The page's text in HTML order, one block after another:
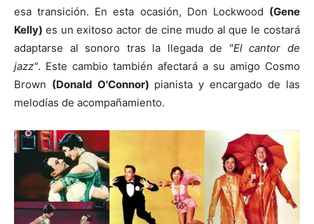
esa transición. En esta ocasión, Don Lockwood (Gene
Kelly) es un exitoso actor de cine mudo al que le costará
adaptarse al sonoro tras la llegada de "El cantor de
jazz". Este cambio también afectará a su amigo Cosmo
Brown (Donald O'Connor) pianista y encargado de las
melodías de acompañamiento.